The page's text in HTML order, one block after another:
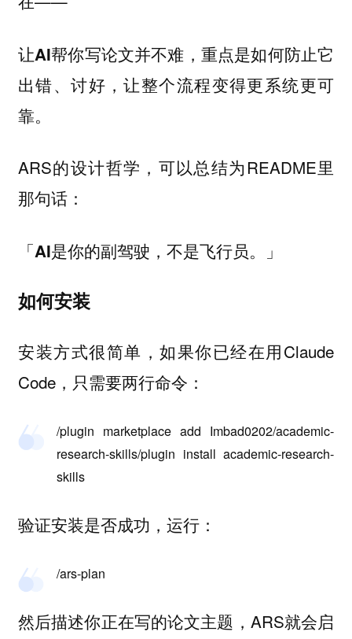
让AI帮你写论文并不难，重点是如何防止它
出错、讨好，让整个流程变得更系统更可
靠。
ARS的设计哲学，可以总结为README里
那句话：
「AI是你的副驾驶，不是飞行员。」
如何安装
安装方式很简单，如果你已经在用Claude
Code，只需要两行命令：
/plugin marketplace add Imbad0202/academic-
research-skills/plugin install academic-research-
skills
验证安装是否成功，运行：
/ars-plan
然后描述你正在写的论文主题，ARS就会启